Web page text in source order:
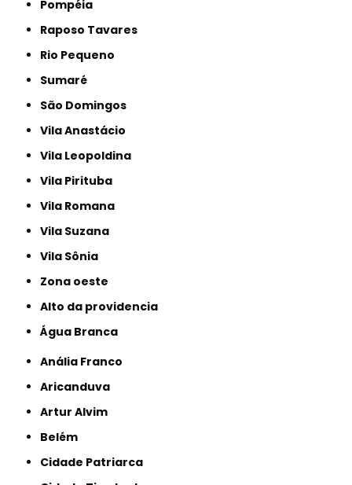
Pompéia
Raposo Tavares
Rio Pequeno
Sumaré
São Domingos
Vila Anastácio
Vila Leopoldina
Vila Pirituba
Vila Romana
Vila Suzana
Vila Sônia
Zona oeste
alto da providencia
Água Branca
Anália Franco
Aricanduva
Artur Alvim
Belém
Cidade Patriarca